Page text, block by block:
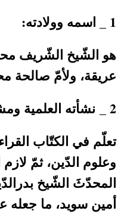
1 _ اسمه وولادته:
عريقة، ولأمّ صالحة
2 _ نشأته العلمية ومشايخه:
تعلّم في الكتّاب
وعلوم الدّين، ثمّ
المحدّثَ الشّيخ
أمين سويد، ما جعله